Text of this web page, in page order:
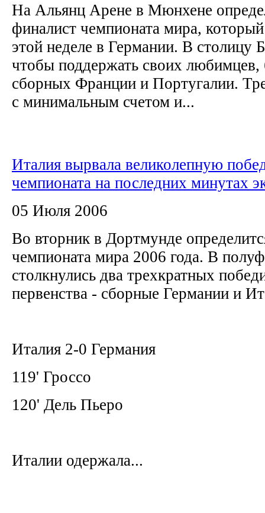
На Альянц Арене в Мюнхене
финалист чемпионата мира,
этой неделе в Германии. В столицу
чтобы поддержать своих любимцев,
сборных Франции и Португалии.
с минимальным счетом и...
Италия вырвала великолепную
чемпионата на последних минутах
05 Июля 2006
Во вторник в Дортмунде
чемпионата мира 2006 года. В
столкнулись два трехкратных
первенства - сборные Германии и
Италия 2-0 Германия
119' Гроссо
120' Дель Пьеро
Италии одержала...